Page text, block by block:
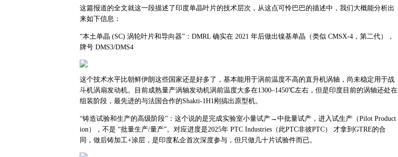
这篇报道的全文就这一段描述了印度单晶叶片的技术层次，从这点可怜巴巴的描述中，我们大概能分析出
来如下信息：
“本土单晶 (SC) 涡轮叶片和导向器”：DMRL 确实在 2021 年后做出镍基单晶（类似 CMSX‑4，第二代），
牌号 DMS3/DMS4
这个技术水平比朝鲜伊朗这些国家还是好多了，基本能用于涡前温度不高的直升机涡轴，尚未稳定用于战
斗机涡扇发动机。目前成熟量产涡轴发动机涡前温度大多在1300–1450℃左右，但是印度目前的涡轴还处在
组装阶段，最先进的与法国合作的Shakti-1H1刚搞出原型机。
“铸造试验和生产的高级阶段”：这个说的是完成实验室小量试产→中批量试产，进入试生产（Pilot Product
ion），不是 “批量生产/量产”。对应进度是2025年 PTC Industries（此PTC非彼PTC） 才拿到GTRE的合
同，做后铸加工+涂层，是印度私企首次深度参与，但只做几十片试验件而已。